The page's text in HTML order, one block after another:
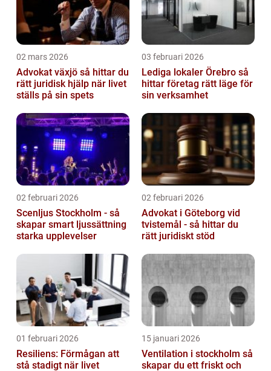
02 mars 2026
Advokat växjö så hittar du
rätt juridisk hjälp när livet
ställs på sin spets
03 februari 2026
Lediga lokaler Örebro så
hittar företag rätt läge för
sin verksamhet
02 februari 2026
Scenljus Stockholm - så
skapar smart ljussättning
starka upplevelser
02 februari 2026
Advokat i Göteborg vid
tvistemål - så hittar du
rätt juridiskt stöd
01 februari 2026
Resiliens: Förmågan att
stå stadigt när livet
15 januari 2026
Ventilation i stockholm så
skapar du ett friskt och